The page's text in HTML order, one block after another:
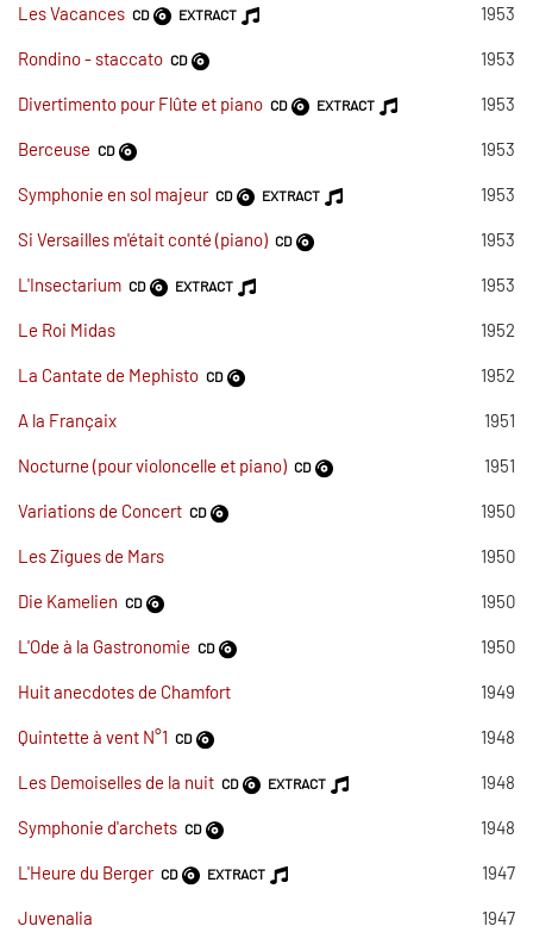
Les Vacances CD EXTRACT 1953
Rondino - staccato CD 1953
Divertimento pour Flûte et piano CD EXTRACT 1953
Berceuse CD 1953
Symphonie en sol majeurCD EXTRACT 1953
Si Versailles m'était conté (piano) CD 1953
L'Insectarium CD EXTRACT 1953
Le Roi Midas 1952
La Cantate de Mephisto CD 1952
A la Françaix 1951
Nocturne (pour violoncelle et piano) CD 1951
Variations de Concert CD 1950
Les Zigues de Mars 1950
Die Kamelien CD 1950
L'Ode à la Gastronomie CD 1950
Huit anecdotes de Chamfort 1949
Quintette à vent N°1 CD 1948
Les Demoiselles de la nuit CD EXTRACT 1948
Symphonie d'archets CD 1948
L'Heure du BergerCD EXTRACT 1947
Juvenalia 1947